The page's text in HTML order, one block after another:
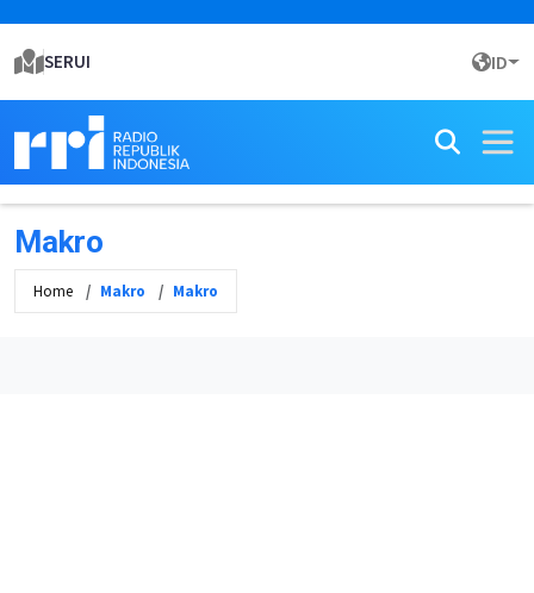
SERUI ID
Makro
Home Makro Makro